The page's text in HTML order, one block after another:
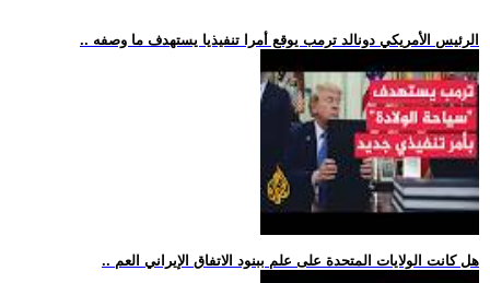
.. الرئيس الأمريكي دونالد ترمب يوقع أمرا تنفيذيا يستهدف ما وصفه
.. هل كانت الولايات المتحدة على علم ببنود الاتفاق الإيراني العم